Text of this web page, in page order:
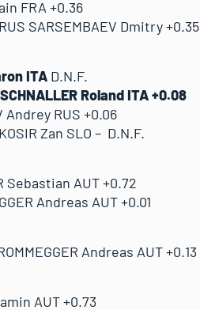
FRA +0.36
SARSEMBAEV Dmitry +0.35
ITA D.N.F.
Roland ITA +0.08
Andrey RUS +0.06
Zan SLO – D.N.F.
Sebastian AUT +0.72
Andreas AUT +0.01
Andreas AUT +0.13
AUT +0.73